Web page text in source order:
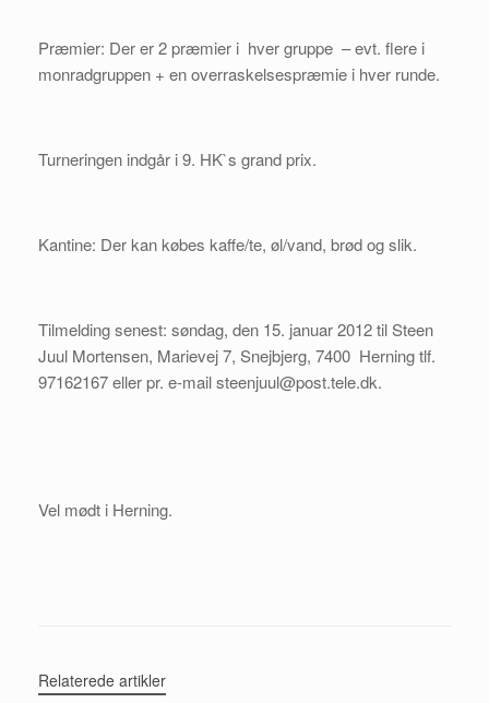
Præmier: Der er 2 præmier i hver gruppe – evt. flere i
monradgruppen + en overraskelsespræmie i hver runde.
Turneringen indgår i 9. HK`s grand prix.
Kantine: Der kan købes kaffe/te, øl/vand, brød og slik.
Tilmelding senest: søndag, den 15. januar 2012 til Steen
Juul Mortensen, Marievej 7, Snejbjerg, 7400 Herning tlf.
97162167 eller pr. e-mail steenjuul@post.tele.dk.
Vel mødt i Herning.
Relaterede artikler